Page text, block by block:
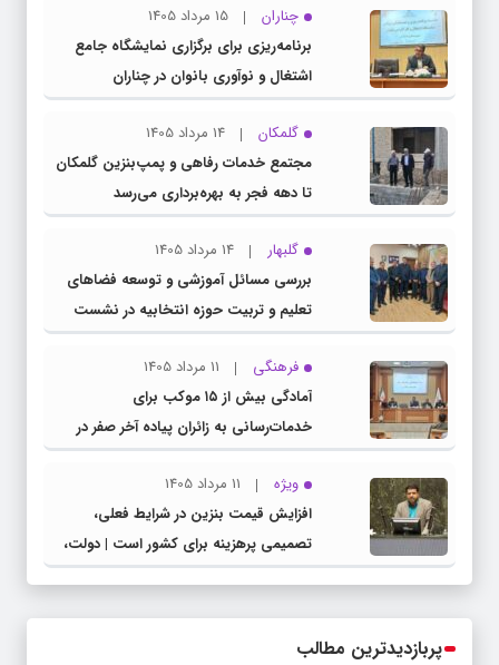
چناران
15 مرداد 1405
برنامه‌ریزی برای برگزاری نمایشگاه جامع
اشتغال و نوآوری بانوان در چناران
گلمکان
14 مرداد 1405
مجتمع خدمات رفاهی و پمپ‌بنزین گلمکان
تا دهه فجر به بهره‌برداری می‌رسد
گلبهار
14 مرداد 1405
بررسی مسائل آموزشی و توسعه فضاهای
تعلیم و تربیت حوزه انتخابیه در نشست
مشترک عضو کمیسیون آموزش مجلس با
مدیرکل آموزش و پرورش خراسان رضوی
فرهنگی
11 مرداد 1405
آمادگی بیش از ۱۵ موکب برای
خدمات‌رسانی به زائران پیاده آخر صفر در
شهرستان چناران
ویژه
11 مرداد 1405
افزایش قیمت بنزین در شرایط فعلی،
تصمیمی پرهزینه برای کشور است | دولت،
قاچاق سوخت و عوامل اصلی ناترازی را
پربازدیدترین مطالب